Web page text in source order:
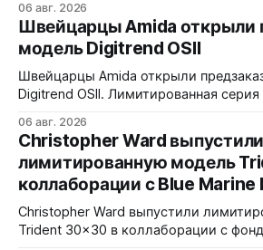
Ceramic, стрелки и индексы Gungrey. 40x12,4x47,75 мм.
Корпус и браслет - сталь 904L,
X1 FKM Rubber. Сапфировое стекло
внутренним AR-покрытием. Безель
72 клика.
06 авг. 2026
Швейцарцы Amida открыли
модель Digitrend OSII
Швейцарцы Amida открыли
Digitrend OSII. Лимитированная
Верхняя часть корпуса выполнена из
сапфира с призмой, отображающей
бегущие минуты вертикально.
Super-LumiNova на индексах -
Digitrend дисплей светится в темноте.
06 авг. 2026
Christopher Ward выпустили
лимитированную модель
коллаборации с Blue Marine
Christopher Ward выпустили
Trident 30x30 в коллаборации с